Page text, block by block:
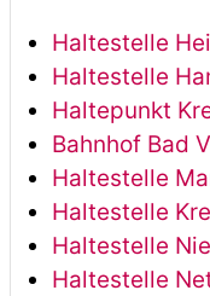
Haltestelle
Haltestelle
Haltepunkt
Bahnhof Bad
Haltestelle
Haltestelle
Haltestelle
Haltestelle